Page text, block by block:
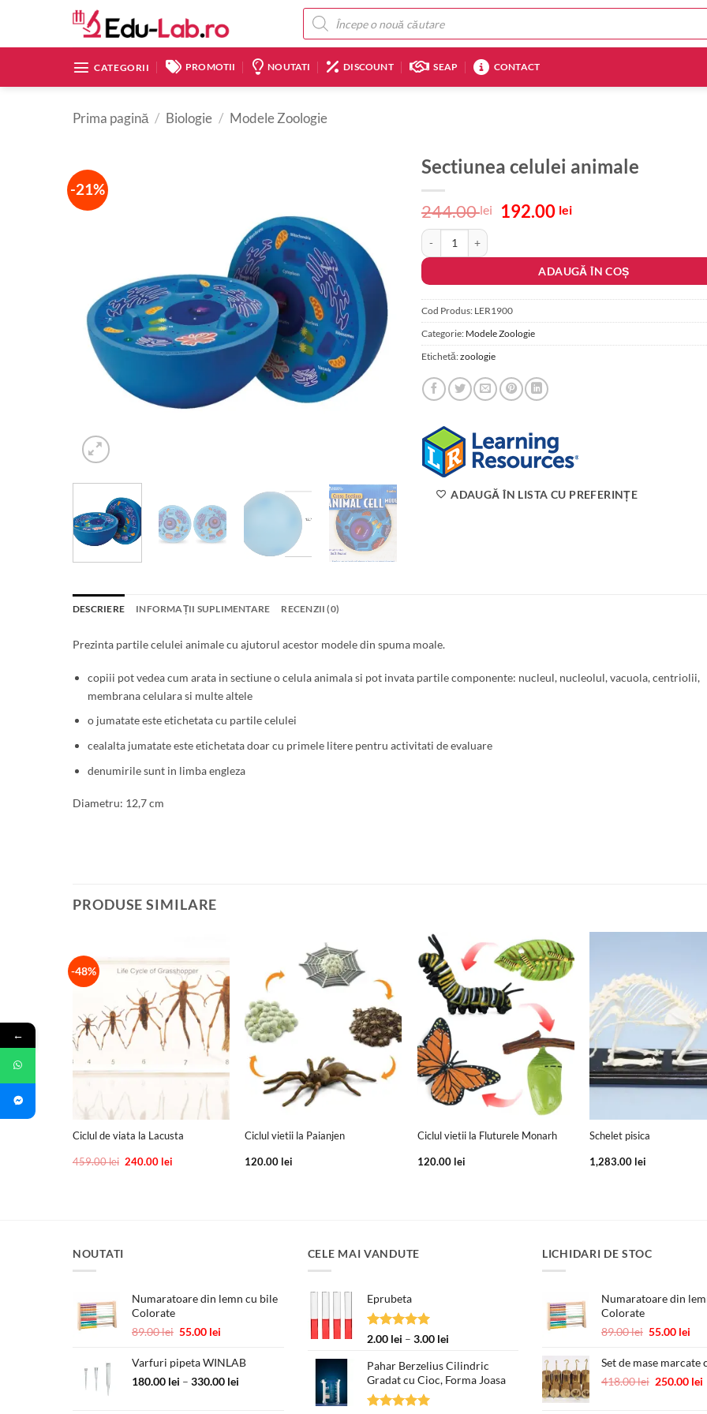
content
Products
search
CATEGORII PROMOTII NOUTATI DISCOUNT SEAP CONTACT
Prima pagină / Biologie / Modele Zoologie
-21%
Sectiunea celulei animale
244.00lei
Prețul
fost:
244.00 lei.
192.00 leiPrețul
192.00 lei.
Cantitate Sectiunea celulei animale
ADAUGĂ ÎN COȘ
Cod Produs: LER1900
Categorie: Modele Zoologie
Etichetă:zoologie
ADAUGĂ ÎN LISTA CU PREFERINȚE
DESCRIERE INFORMAȚII SUPLIMENTARE RECENZII (0)
Prezinta partile celulei animale cu ajutorul acestor modele din spuma moale.
copiii pot vedea cum arata in sectiune o celula animala si pot invata partile componente: nucleul, nucleolul, vacuola, centriolii,
membrana celulara si multe altele
o jumatate este etichetata cu partile celulei
cealalta jumatate este etichetata doar cu primele litere pentru activitati de evaluare
denumirile sunt in limba engleza
Diametru: 12,7 cm
PRODUSE SIMILARE
-48%
Ciclul de viata la Lacusta
459.00lei Prețul
240.00 leiPrețul
Ciclul vietii la Paianjen
120.00 lei
+
Ciclul vietii la Fluturele Monarh
120.00 lei
Schelet pisica
1,283.00 lei
NOUTATI
Numaratoare din lemn cu bile
Colorate
89.00lei Prețul
a
fost:
55.00 lei
este:
55.00 lei.
Varfuri pipeta WINLAB
180.00 lei – 330.00 lei
CELE MAI VANDUTE
Eprubeta
Evaluat la
2.00 lei – 3.00 leiInterval
prețuri:
2.00 lei
Pahar Berzelius Cilindric
Gradat cu Cioc, Forma Joasa
LICHIDARI DE STOC
Numaratoare din
Colorate
89.00lei Prețul
a
fost:
55.00 lei
Set de mase marcate
418.00lei Prețul
250.00 lei
←